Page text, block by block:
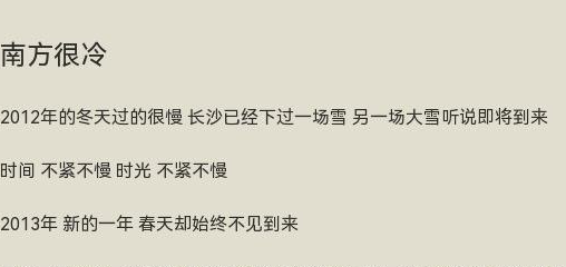
南方很冷
2012年的冬天过的很慢 长沙已经下过一场雪 另一场大雪听说即将到来
时间 不紧不慢 时光 不紧不慢
2013年 新的一年 春天却始终不见到来